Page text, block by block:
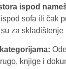
ispod
sofa ili čak
za skladištenje
knjige i